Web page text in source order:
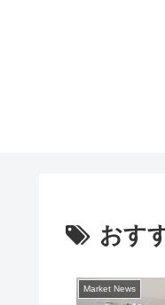
おす
Market News